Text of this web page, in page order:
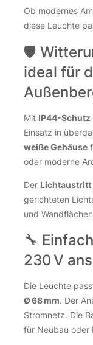
Ob modernes
diese Leuchte
🛡️
ideal für
Mit IP44-Schutz
Einsatz in
weiße Gehäuse
oder moderne
Der Lichtaustritt
gerichteten
und
🔧
230 V
Die Leuchte
Ø 68 mm. Der
Stromnetz. Die
für Neubau oder